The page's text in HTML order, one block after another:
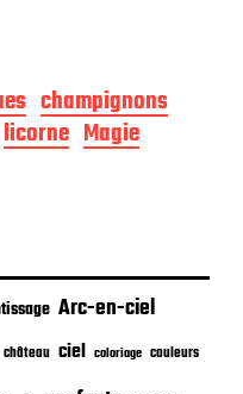
champignons
licorne Magie
Arc-en-ciel
château ciel coloriage couleurs